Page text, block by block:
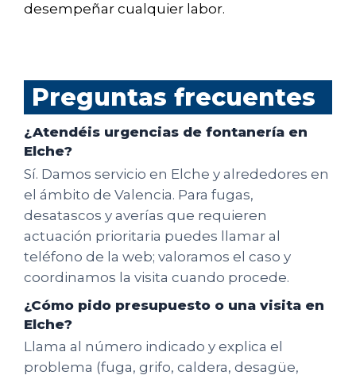
desempeñar cualquier labor.
Preguntas frecuentes
¿Atendéis urgencias de fontanería en
Elche?
Sí. Damos servicio en Elche y alrededores en
el ámbito de Valencia. Para fugas,
desatascos y averías que requieren
actuación prioritaria puedes llamar al
teléfono de la web; valoramos el caso y
coordinamos la visita cuando procede.
¿Cómo pido presupuesto o una visita en
Elche?
Llama al número indicado y explica el
problema (fuga, grifo, caldera, desagüe,